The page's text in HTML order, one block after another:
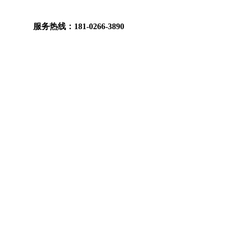
服务热线：181-0266-3890